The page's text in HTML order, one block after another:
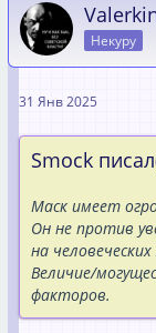
Некуру
31 Янв 2025
Smock
Маск имеет
Он не против
на
Величие/
факторов.